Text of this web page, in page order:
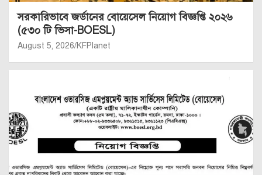
সরকারিভাবে জর্ডানের বোয়েসেল নিয়োগ বিজ্ঞপ্তি ২০২৬
(৫৩০ টি ভিসা-BOESL)
August 5, 2026 KFPlanet